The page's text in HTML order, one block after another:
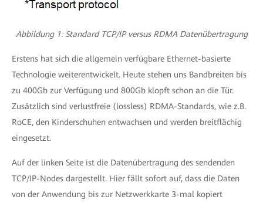
Abbildung 1: Standard TCP/IP versus RDMA Datenübertragung
Erstens hat sich die allgemein verfügbare Ethernet-basierte
Technologie weiterentwickelt. Heute stehen uns Bandbreiten bis
zu 400Gb zur Verfügung und 800Gb klopft schon an die Tür.
Zusätzlich sind verlustfreie (lossless) RDMA-Standards, wie z.B.
RoCE, den Kinderschuhen entwachsen und werden breitflächig
eingesetzt.
Auf der linken Seite ist die Datenübertragung des sendenden
TCP/IP-Nodes dargestellt. Hier fällt sofort auf, dass die Daten
von der Anwendung bis zur Netzwerkkarte 3-mal kopiert